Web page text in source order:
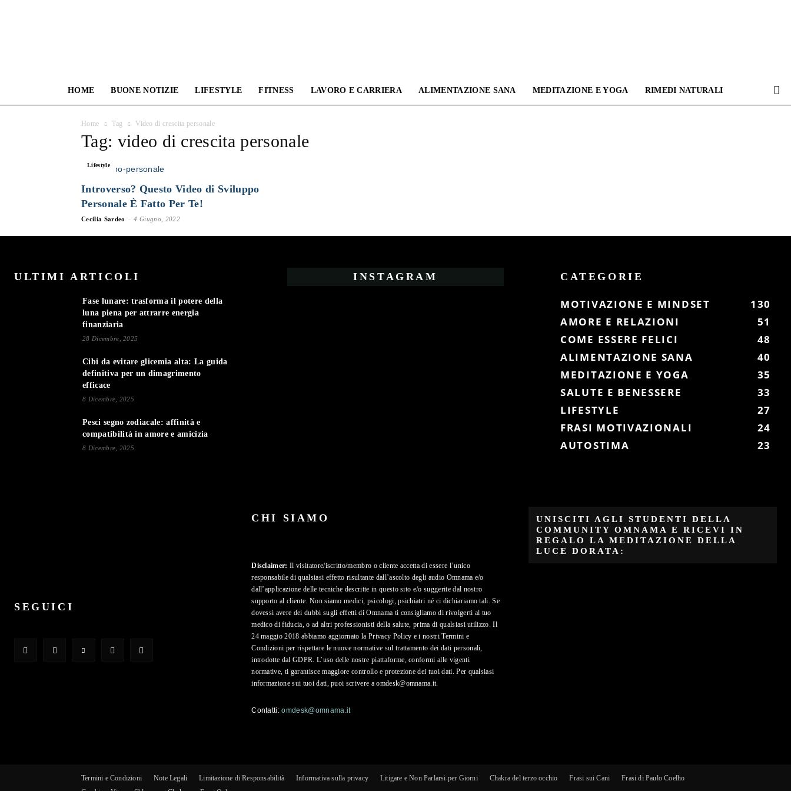
Omnama
Alimentazione
HOME BUONE NOTIZIE LIFESTYLE FITNESS LAVORO E CARRIERA ALIMENTAZIONE SANA MEDITAZIONE E YOGA RIMEDI NATURALI
Home Tag Video di crescita personale
Tag: video di crescita personale
Lifestyle
Introverso? Questo Video di Sviluppo
Personale È Fatto Per Te!
Cecilia Sardeo - 4 Giugno, 2022
ULTIMI ARTICOLI
Fase lunare: trasforma il potere della
luna piena per attrarre energia
finanziaria
28 Dicembre, 2025
Cibi da evitare glicemia alta: La guida
definitiva per un dimagrimento
efficace
8 Dicembre, 2025
Pesci segno zodiacale: affinità e
compatibilità in amore e amicizia
8 Dicembre, 2025
INSTAGRAM CATEGORIE
MOTIVAZIONE E MINDSET
130
AMORE E RELAZIONI
51
COME ESSERE FELICI
48
ALIMENTAZIONE SANA
40
MEDITAZIONE E YOGA
35
SALUTE E BENESSERE
33
LIFESTYLE
27
FRASI MOTIVAZIONALI
24
AUTOSTIMA
23
SEGUICI
CHI SIAMO
Disclaimer:Il visitatore/iscritto/membro o cliente accetta di essere l’unico
responsabile di qualsiasi effetto risultante dall’ascolto degli audio Omnama e/o
dall’applicazione delle tecniche descritte in questo sito e/o suggerite dal nostro
supporto al cliente. Non siamo medici, psicologi, psichiatri né ci dichiariamo tali. Se
dovessi avere dei dubbi sugli effetti di Omnama ti consigliamo di rivolgerti al tuo
medico di fiducia, o ad altri professionisti della salute, prima di qualsiasi utilizzo. Il
24 maggio 2018 abbiamo aggiornato la Privacy Policy e i nostri Termini e
Condizioni per rispettare le nuove normative sul trattamento dei dati personali,
introdotte dal GDPR. L’uso delle nostre piattaforme, conformi alle vigenti
normative, ti garantisce maggiore controllo e protezione dei tuoi dati. Per qualsiasi
informazione sui tuoi dati, puoi scrivere a omdesk@omnama.it.
Contatti:omdesk@omnama.it
UNISCITI AGLI STUDENTI DELLA
COMMUNITY OMNAMA E RICEVI IN
REGALO LA MEDITAZIONE DELLA
LUCE DORATA:
Termini e Condizioni Note Legali Limitazione di Responsabilità Informativa sulla privacy Litigare e Non Parlarsi per Giorni Chakra del terzo occhio Frasi sui Cani
Frasi di Paulo Coelho